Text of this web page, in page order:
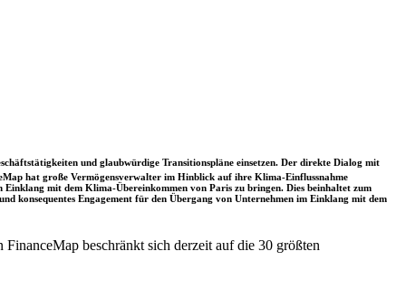
und glaubwürdige Transitionspläne einsetzen. Der direkte Dialog mit
hat große Vermögensverwalter im Hinblick auf ihre Klima-Einflussnahme
mit dem Klima-Übereinkommen von Paris zu bringen. Dies beinhaltet zum
konsequentes Engagement für den Übergang von Unternehmen im Einklang mit dem
beschränkt sich derzeit auf die 30 größten